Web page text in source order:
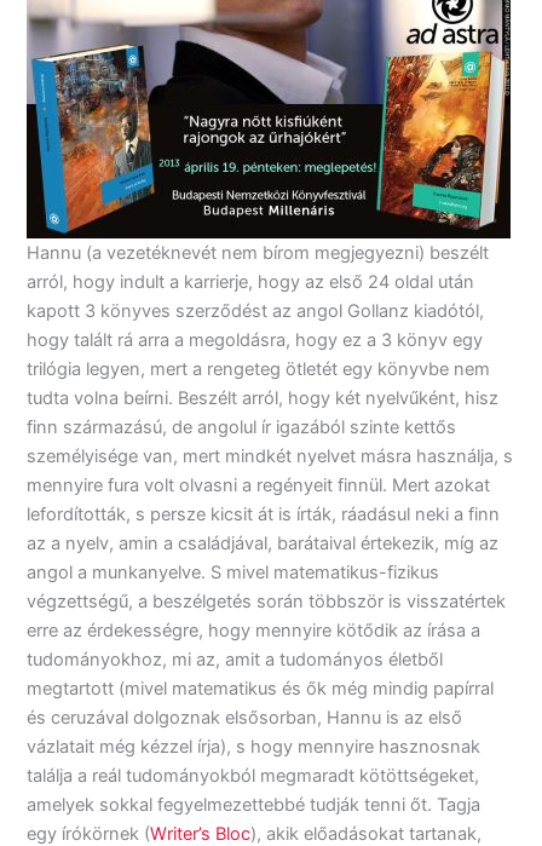
Hannu (a vezetéknevét nem bírom megjegyezni) beszélt
arról, hogy indult a karrierje, hogy az első 24 oldal után
kapott 3 könyves szerződést az angol Gollanz kiadótól,
hogy talált rá arra a megoldásra, hogy ez a 3 könyv egy
trilógia legyen, mert a rengeteg ötletét egy könyvbe nem
tudta volna beírni. Beszélt arról, hogy két nyelvűként, hisz
finn származású, de angolul ír igazából szinte kettős
személyisége van, mert mindkét nyelvet másra használja, s
mennyire fura volt olvasni a regényeit finnül. Mert azokat
lefordították, s persze kicsit át is írták, ráadásul neki a finn
az a nyelv, amin a családjával, barátaival értekezik, míg az
angol a munkanyelve. S mivel matematikus-fizikus
végzettségű, a beszélgetés során többször is visszatértek
erre az érdekességre, hogy mennyire kötődik az írása a
tudományokhoz, mi az, amit a tudományos életből
megtartott (mivel matematikus és ők még mindig papírral
és ceruzával dolgoznak elsősorban, Hannu is az első
vázlatait még kézzel írja), s hogy mennyire hasznosnak
találja a reál tudományokból megmaradt kötöttségeket,
amelyek sokkal fegyelmezettebbé tudják tenni őt. Tagja
egy írókörnek (Writer’s Bloc), akik előadásokat tartanak,